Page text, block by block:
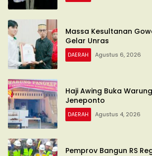
Massa Kesultanan
Gelar Unras
DAERAH Agustus 6, 2026
Haji Awing Buka
Jeneponto
DAERAH Agustus 4, 2026
Pemprov Bangun RS